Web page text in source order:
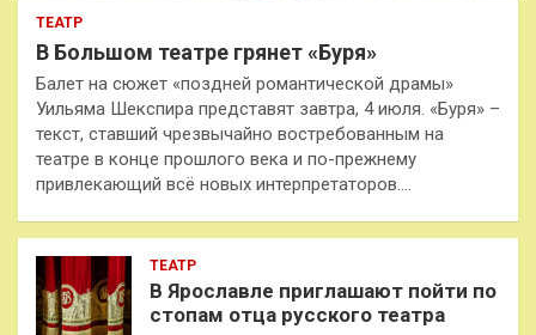
ТЕАТР
В Большом театре грянет «Буря»
Балет на сюжет «поздней романтической драмы»
Уильяма Шекспира представят завтра, 4 июля. «Буря» –
текст, ставший чрезвычайно востребованным на
театре в конце прошлого века и по-прежнему
привлекающий всё новых интерпретаторов.…
ТЕАТР
В Ярославле приглашают пойти по
стопам отца русского театра